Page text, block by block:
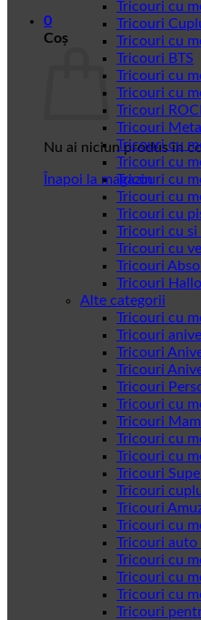
0
Coș
Nu ai niciun produs în
Înapoi la magazin
Tricouri cu
Tricouri
Tricouri cu
Tricouri BTS
Tricouri cu
Tricouri cu
Tricouri
Tricouri
Tricouri cu
Tricouri cu
Tricouri cu
Tricouri cu
Tricouri cu
Tricouri cu si
Tricouri cu
Tricouri
Tricouri
Alte categorii
Tricouri cu
Tricouri
Tricouri
Tricouri
Tricouri
Tricouri cu
Tricouri
Tricouri cu
Tricouri cu
Tricouri
Tricouri
Tricouri
Tricouri cu
Tricouri auto
Tricouri cu
Tricouri cu
Tricouri cu
Tricouri